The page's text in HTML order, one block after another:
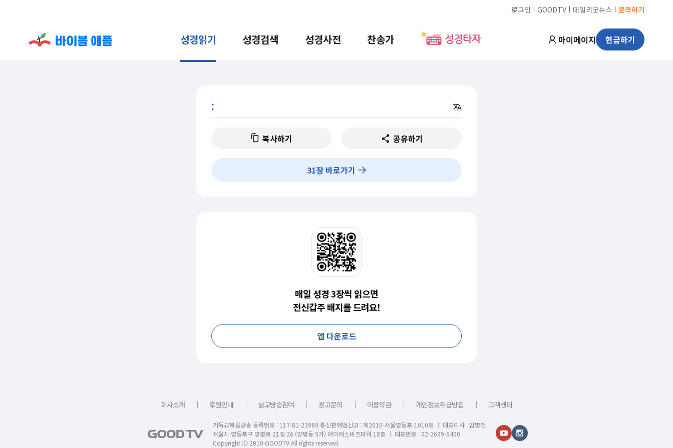
로그인 ㅣ GOODTV ㅣ 데일리굿뉴스 ㅣ 문의하기
성경읽기 성경검색 성경사전 찬송가 성경타자 마이페이지 헌금하기
:
복사하기 공유하기
31장 바로가기
매일 성경 3장씩 읽으면
전신갑주 배지를 드려요!
앱 다운로드
회사소개 ｜ 후원안내 ｜ 설교방송참여 ｜ 광고문의 ｜ 이용약관 ｜ 개인정보취급방침 ｜ 고객센터
기독교복음방송 등록번호 : 117-81-23969 통신판매업신고 : 제2010-서울영등포-1010호 │ 대표이사 : 김명전
서울시 영등포구 양평로 21길 26 (양평동 5가) 아이에스비즈타워 18층 │ 대표번호 : 02-2639-6400
Copyright ⓒ 2010 GOODTV All rights reserved.